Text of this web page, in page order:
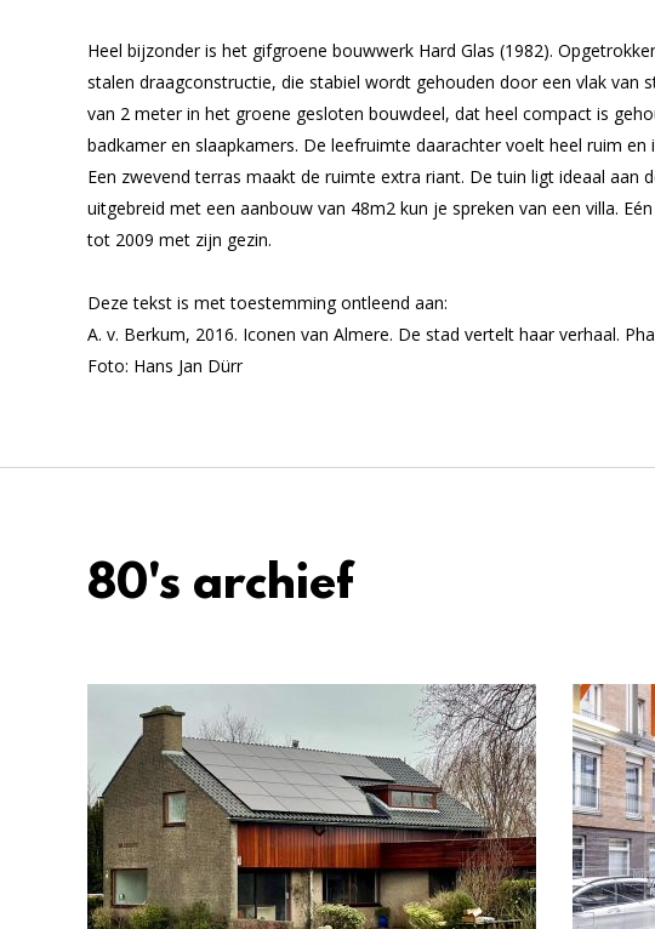
Heel bijzonder is het gifgroene bouwwerk Hard Glas (1982).
stalen draagconstructie, die stabiel wordt gehouden door een vlak van
van 2 meter in het groene gesloten bouwdeel, dat heel compact is
badkamer en slaapkamers. De leefruimte daarachter voelt heel ruim
Een zwevend terras maakt de ruimte extra riant. De tuin ligt ideaal aan
uitgebreid met een aanbouw van 48m2 kun je spreken van een villa.
tot 2009 met zijn gezin.
Deze tekst is met toestemming ontleend aan:
A. v. Berkum, 2016. Iconen van Almere. De stad vertelt haar verhaal.
Foto: Hans Jan Dürr
80's archief